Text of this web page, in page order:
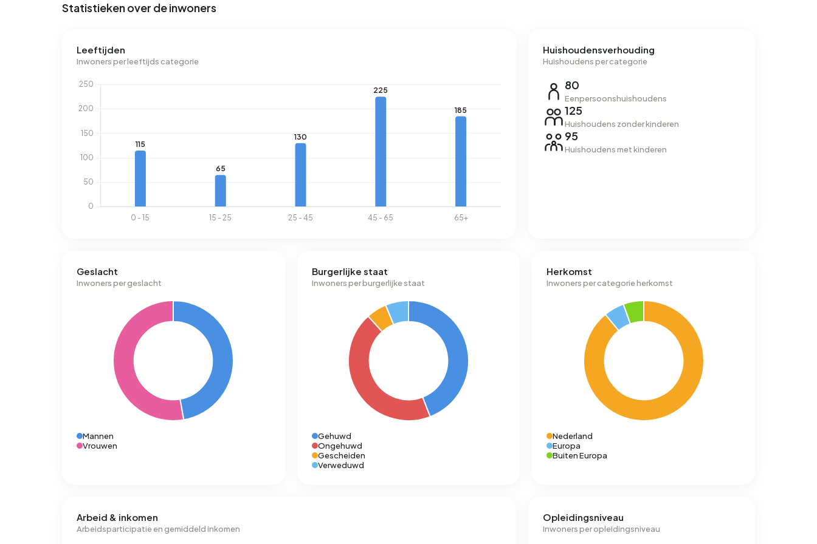
Statistieken over de inwoners
Leeftijden
Inwoners per leeftijds categorie
Huishoudensverhouding
Huishoudens per categorie
80
Eenpersoonshuishoudens
125
Huishoudens zonder kinderen
95
Huishoudens met kinderen
Geslacht
Inwoners per geslacht
Mannen
Vrouwen
Burgerlijke staat
Inwoners per burgerlijke staat
Gehuwd
Ongehuwd
Gescheiden
Verweduwd
Herkomst
Inwoners per categorie herkomst
Nederland
Europa
Buiten Europa
Arbeid & inkomen
Arbeidsparticipatie en gemiddeld inkomen
Opleidingsniveau
Inwoners per opleidingsniveau